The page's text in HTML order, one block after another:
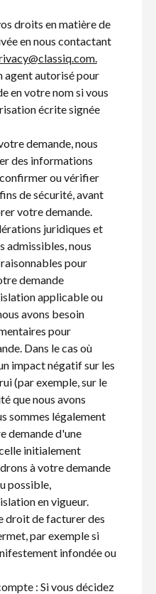
droits en matière de
en nous contactant
agent autorisé pour
en votre nom si vous
écrite signée
demande, nous
des informations
ou vérifier
de sécurité, avant
votre demande.
juridiques et
admissibles, nous
pour
demande
applicable ou
avons besoin
pour
Dans le cas où
impact négatif sur les
(par exemple, sur le
que nous avons
sommes légalement
demande d'une
initialement
à votre demande
possible,
en vigueur.
droit de facturer des
par exemple si
infondée ou
: Si vous décidez